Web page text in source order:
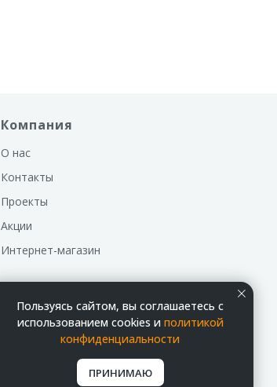
Пользуясь сайтом, вы соглашаетесь с
использованием cookies и политикой
конфиденциальности
ПРИНИМАЮ
Компания
О нас
Контакты
Проекты
Акции
Интернет-магазин